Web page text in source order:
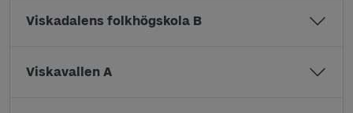
Viskadalens folkhögskola B
Viskavallen A